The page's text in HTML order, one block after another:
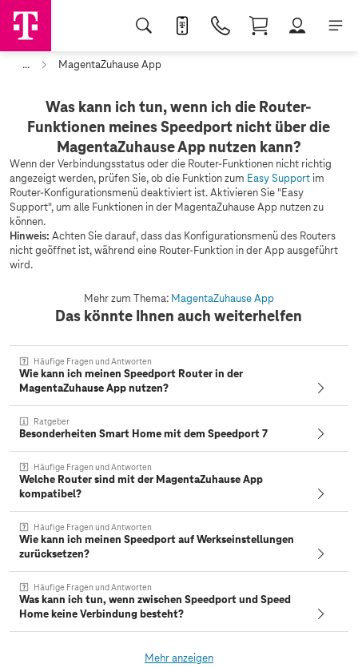
... MagentaZuhause App
Was kann ich tun, wenn ich die Router-
Funktionen meines Speedport nicht über die
MagentaZuhause App nutzen kann?
Wenn der Verbindungsstatus oder die Router-Funktionen nicht richtig
angezeigt werden, prüfen Sie, ob die Funktion zum Easy Support im
Router-Konfigurationsmenü deaktiviert ist. Aktivieren Sie "Easy
Support", um alle Funktionen in der MagentaZuhause App nutzen zu
können.
Hinweis: Achten Sie darauf, dass das Konfigurationsmenü des Routers
nicht geöffnet ist, während eine Router-Funktion in der App ausgeführt
wird.
Mehr zum Thema: MagentaZuhause App
Das könnte Ihnen auch weiterhelfen
Häufige Fragen und Antworten
Wie kann ich meinen Speedport Router in der
MagentaZuhause App nutzen?
Ratgeber
Besonderheiten Smart Home mit dem Speedport 7
Häufige Fragen und Antworten
Welche Router sind mit der MagentaZuhause App
kompatibel?
Häufige Fragen und Antworten
Wie kann ich meinen Speedport auf Werkseinstellungen
zurücksetzen?
Häufige Fragen und Antworten
Was kann ich tun, wenn zwischen Speedport und Speed
Home keine Verbindung besteht?
Mehr anzeigen